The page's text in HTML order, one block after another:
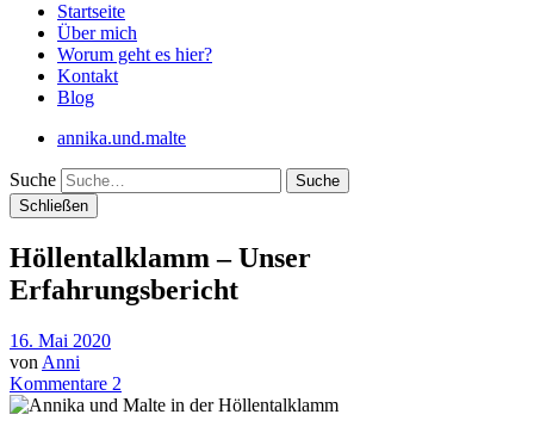
Startseite
Über mich
Worum geht es hier?
Kontakt
Blog
annika.und.malte
Suche
Schließen
Höllentalklamm – Unser
Erfahrungsbericht
16. Mai 2020
von Anni
Kommentare 2